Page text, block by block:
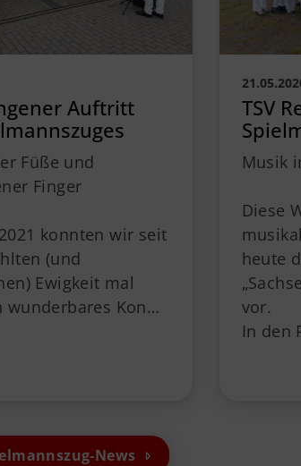
Auftritt
Füße und
Finger
konnten wir seit
(und
Ewigkeit mal
wunderbares Kon…
TSV
Musik
Diese
heute
vor.
In den
News